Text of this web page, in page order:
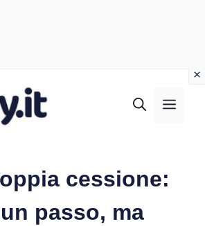
cessione:
passo, ma